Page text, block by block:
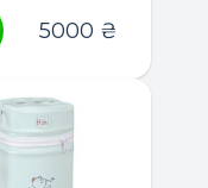
5000 ₴